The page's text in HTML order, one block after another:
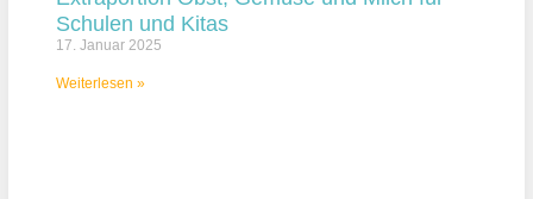
Schulen und Kitas
17. Januar 2025
Weiterlesen »